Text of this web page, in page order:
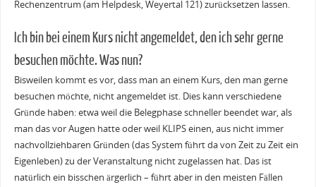
Rechenzentrum (am Helpdesk, Weyertal 121) zurücksetzen lassen.
Ich bin bei einem Kurs nicht angemeldet, den ich sehr gerne
besuchen möchte. Was nun?
Bisweilen kommt es vor, dass man an einem Kurs, den man gerne
besuchen möchte, nicht angemeldet ist. Dies kann verschiedene
Gründe haben: etwa weil die Belegphase schneller beendet war, als
man das vor Augen hatte oder weil KLIPS einen, aus nicht immer
nachvollziehbaren Gründen (das System führt da von Zeit zu Zeit ein
Eigenleben) zu der Veranstaltung nicht zugelassen hat. Das ist
natürlich ein bisschen ärgerlich – führt aber in den meisten Fällen